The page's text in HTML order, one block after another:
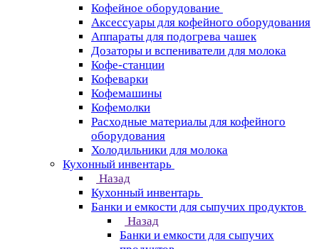
Кофейное оборудование
Аксессуары для кофейного оборудования
Аппараты для подогрева чашек
Дозаторы и вспениватели для молока
Кофе-станции
Кофеварки
Кофемашины
Кофемолки
Расходные материалы для кофейного
оборудования
Холодильники для молока
Кухонный инвентарь
Назад
Кухонный инвентарь
Банки и емкости для сыпучих продуктов
Назад
Банки и емкости для сыпучих